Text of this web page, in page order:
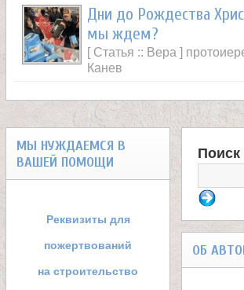
Дни до Рождества
мы ждем?
[ Статья :: Вера ]
Канев
МЫ НУЖДАЕМСЯ В
ВАШЕЙ ПОМОЩИ
Реквизиты для
пожертвований
на строительство
Ф
о
р
Поиск
ОБ